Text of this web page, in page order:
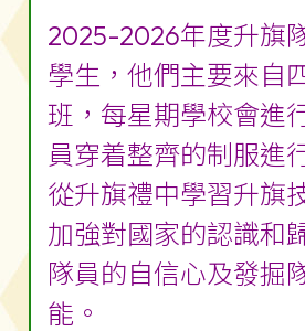
2025-2026年度升旗
學生，他們主要來自
班，每星期學校會進
員穿着整齊的制服進
從升旗禮中學習升旗
加強對國家的認識和
隊員的自信心及發掘
能。